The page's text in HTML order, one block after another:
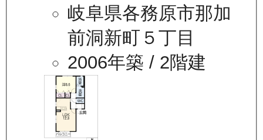
岐阜県各務原市那加
前洞新町５丁目
2006年築 / 2階建